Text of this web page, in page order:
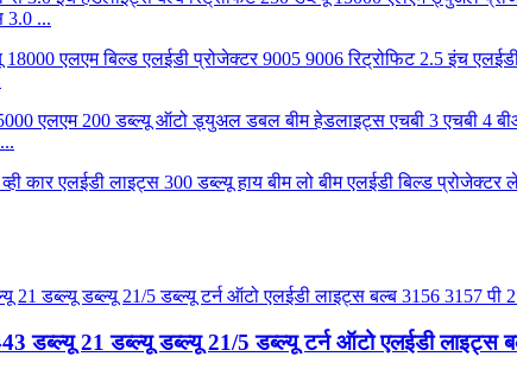
3.0 ...
डब्ल्यू 21 डब्ल्यू डब्ल्यू 21/5 डब्ल्यू टर्न ऑटो एलईडी लाइट्स